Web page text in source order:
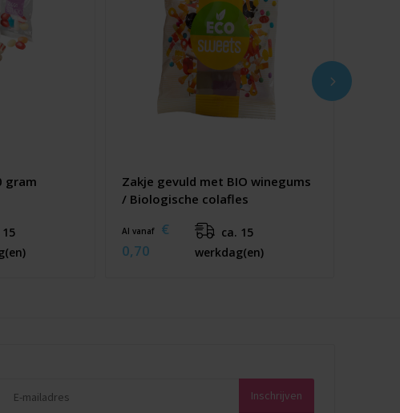
gram
Zakje gevuld met BIO winegums
/ Biologische colafles
Al vanaf
€
0,70
ca. 15
werkdag(en)